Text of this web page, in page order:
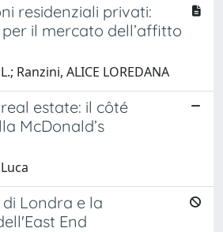
residenziali privati:
il mercato dell’affitto
Ranzini, ALICE LOREDANA
estate: il côté
McDonald’s
Londra e la
End